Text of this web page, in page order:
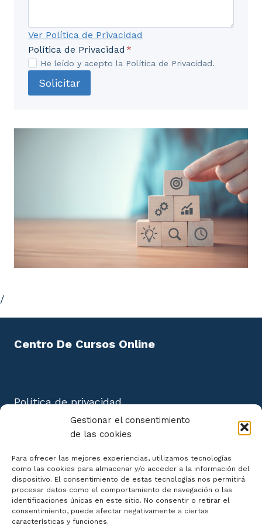
Gestionar el consentimiento
de las cookies
Para ofrecer las mejores experiencias, utilizamos tecnologías
como las cookies para almacenar y/o acceder a la información del
dispositivo. El consentimiento de estas tecnologías nos permitirá
procesar datos como el comportamiento de navegación o las
identificaciones únicas en este sitio. No consentir o retirar el
consentimiento, puede afectar negativamente a ciertas
características y funciones.
Ver Política de Privacidad
Política de Privacidad *
He leído y acepto la Política de Privacidad.
Solicitar
/
Centro De Cursos Online
Política de privacidad
Aviso Legal
Política de cookies
Declaración de Accesibilidad